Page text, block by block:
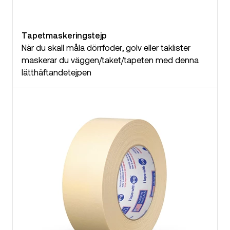
Tapetmaskeringstejp
När du skall måla dörrfoder, golv eller taklister
maskerar du väggen/taket/tapeten med denna
lätthäftandetejpen